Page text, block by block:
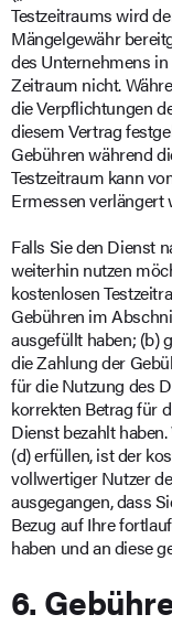
Testzeitraums wird
Mängelgewähr
des Unternehmens
Zeitraum nicht.
die Verpflichtungen
diesem Vertrag
Gebühren während
Testzeitraum kann
Ermessen verlängert
Falls Sie den Dienst
weiterhin nutzen
kostenlosen
Gebühren im
ausgefüllt haben; (b)
die Zahlung der
für die Nutzung des
korrekten Betrag für
Dienst bezahlt
(d) erfüllen, ist der
vollwertiger Nutzer
ausgegangen, dass
Bezug auf Ihre
haben und an diese
6.